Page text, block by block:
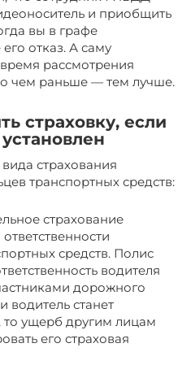
и приобщить
вы в графе
отказ. А саму
рассмотрения
чем раньше — тем лучше.
страховку, если
страхования
транспортных средств:
страхование
средств. Полис
водителя
дорожного
водитель станет
ущерб другим лицам
его страховая